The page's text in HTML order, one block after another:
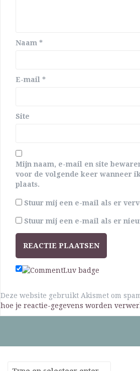
Naam *
E-mail *
Site
Mijn naam, e-mail en site
voor de volgende keer wanneer
plaats.
Stuur mij een e-mail als er
Stuur mij een e-mail als er
Deze website gebruikt Akismet om
hoe je reactie-gegevens worden